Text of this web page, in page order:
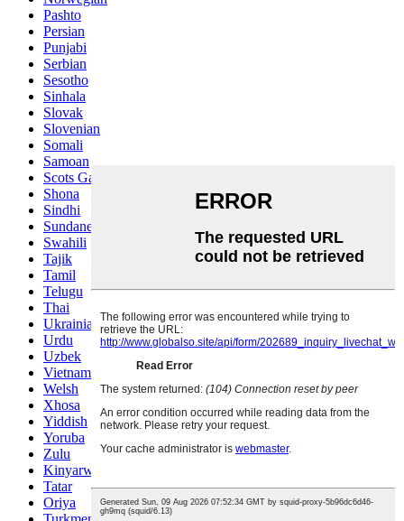
Pashto
Persian
Punjabi
Serbian
Sesotho
Sinhala
Slovak
Slovenian
Somali
Samoan
Scots Gaelic
Shona
Sindhi
Sundanese
Swahili
Tajik
Tamil
Telugu
Thai
Ukrainian
Urdu
Uzbek
Vietnamese
Welsh
Xhosa
Yiddish
Yoruba
Zulu
Kinyarwanda
Tatar
Oriya